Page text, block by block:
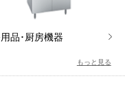
品･厨房機器
もっと見る